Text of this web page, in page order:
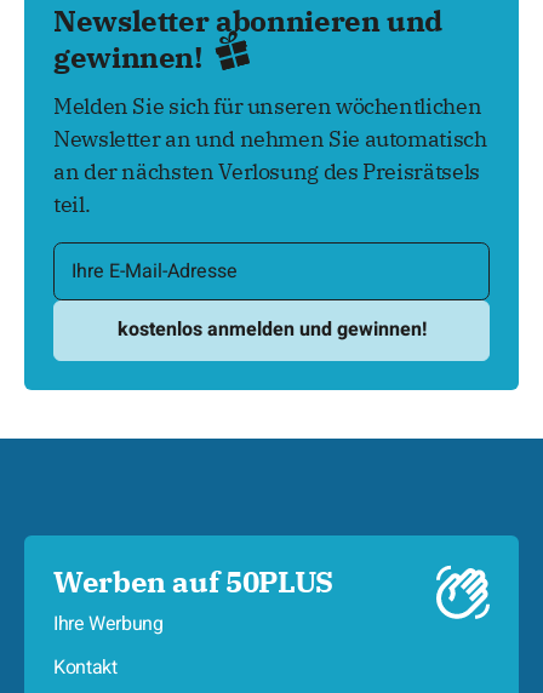
Newsletter abonnieren und
gewinnen!
Melden Sie sich für unseren wöchentlichen
Newsletter an und nehmen Sie automatisch
an der nächsten Verlosung des Preisrätsels
teil.
Werben auf 50PLUS
Ihre Werbung
Kontakt